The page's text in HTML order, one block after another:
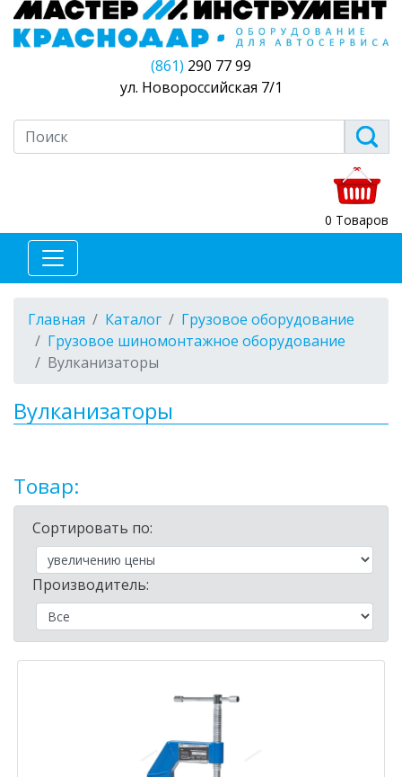
(861) 290 77 99
ул. Новороссийская 7/1
0 Товаров
Главная Каталог
Грузовое оборудование
Грузовое шиномонтажное оборудование
Вулканизаторы
Вулканизаторы
Товар:
Сортировать по:
Производитель: